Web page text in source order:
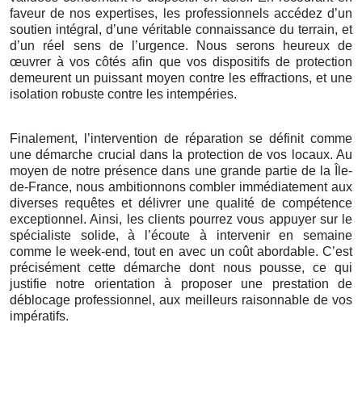
faveur de nos expertises, les professionnels accédez d’un
soutien intégral, d’une véritable connaissance du terrain, et
d’un réel sens de l’urgence. Nous serons heureux de
œuvrer à vos côtés afin que vos dispositifs de protection
demeurent un puissant moyen contre les effractions, et une
isolation robuste contre les intempéries.
Finalement, l’intervention de réparation se définit comme
une démarche crucial dans la protection de vos locaux. Au
moyen de notre présence dans une grande partie de la Île-
de-France, nous ambitionnons combler immédiatement aux
diverses requêtes et délivrer une qualité de compétence
exceptionnel. Ainsi, les clients pourrez vous appuyer sur le
spécialiste solide, à l’écoute à intervenir en semaine
comme le week-end, tout en avec un coût abordable. C’est
précisément cette démarche dont nous pousse, ce qui
justifie notre orientation à proposer une prestation de
déblocage professionnel, aux meilleurs raisonnable de vos
impératifs.